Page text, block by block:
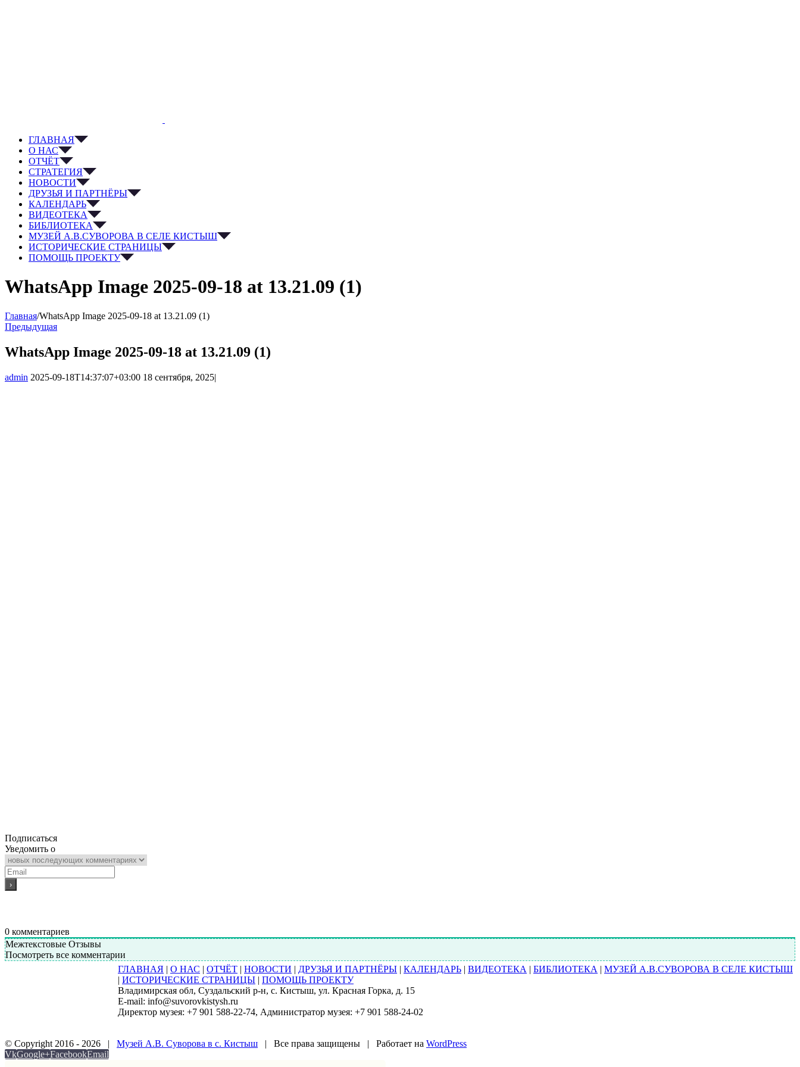
ГЛАВНАЯ
О НАС
ОТЧЁТ
СТРАТЕГИЯ
НОВОСТИ
ДРУЗЬЯ И ПАРТНЁРЫ
КАЛЕНДАРЬ
ВИДЕОТЕКА
БИБЛИОТЕКА
МУЗЕЙ А.В.СУВОРОВА В СЕЛЕ КИСТЫШ
ИСТОРИЧЕСКИЕ СТРАНИЦЫ
ПОМОЩЬ ПРОЕКТУ
WhatsApp Image 2025-09-18 at 13.21.09 (1)
Главная/WhatsApp Image 2025-09-18 at 13.21.09 (1)
Предыдущая
WhatsApp Image 2025-09-18 at 13.21.09 (1)
admin 2025-09-18T14:37:07+03:00 18 сентября, 2025|
Подписаться
Уведомить о
0 комментариев
Межтекстовые Отзывы
Посмотреть все комментарии
ГЛАВНАЯ | О НАС | ОТЧЁТ | НОВОСТИ | ДРУЗЬЯ И ПАРТНЁРЫ | КАЛЕНДАРЬ | ВИДЕОТЕКА | БИБЛИОТЕКА | МУЗЕЙ А.В.СУВОРОВА В СЕЛЕ КИСТЫШ
| ИСТОРИЧЕСКИЕ СТРАНИЦЫ | ПОМОЩЬ ПРОЕКТУ
Владимирская обл, Суздальский р-н, с. Кистыш, ул. Красная Горка, д. 15
E-mail: info@suvorovkistysh.ru
Директор музея: +7 901 588-22-74, Администратор музея: +7 901 588-24-02
© Copyright 2016 - 2026 | Музей А.В. Суворова в с. Кистыш | Все права защищены | Работает на WordPress
VkGoogle+FacebookEmail